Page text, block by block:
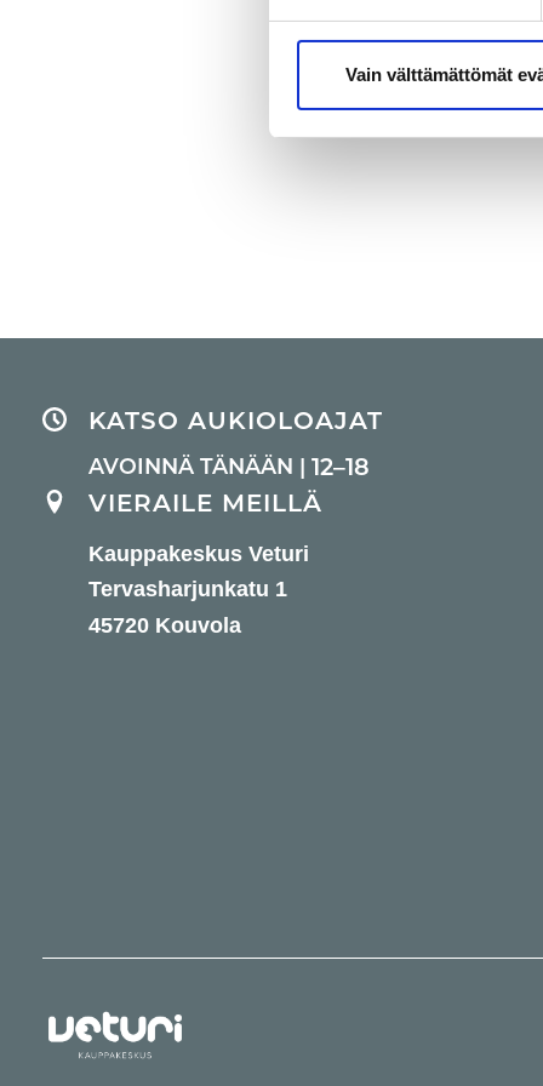
Vain välttämättömät
KATSO AUKIOLOAJAT
AVOINNÄ TÄNÄÄN | 12–18
VIERAILE MEILLÄ
Kauppakeskus Veturi
Tervasharjunkatu 1
45720 Kouvola